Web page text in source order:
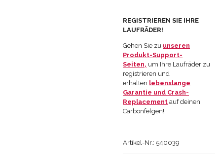
REGISTRIEREN SIE IHRE
LAUFRÄDER!
Gehen Sie zu unseren
Produkt-Support-
Seiten, um Ihre Laufräder zu
registrieren und
erhalten lebenslange
Garantie und Crash-
Replacement auf deinen
Carbonfelgen!
Artikel-Nr.: 540039